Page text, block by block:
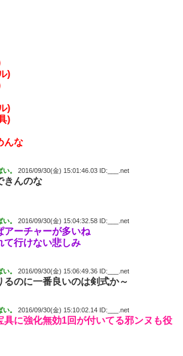
)
)
)
んな
。 2016/09/30(金) 15:01:46.03 ID:___.net
きんのな
。 2016/09/30(金) 15:04:32.58 ID:___.net
アーチャーが多いね
て行けない悲しみ
。 2016/09/30(金) 15:06:49.36 ID:___.net
るのに一番良いのは剣式か～
。 2016/09/30(金) 15:10:02.14 ID:___.net
具に強化無効1回が付いてる邪ンヌも役